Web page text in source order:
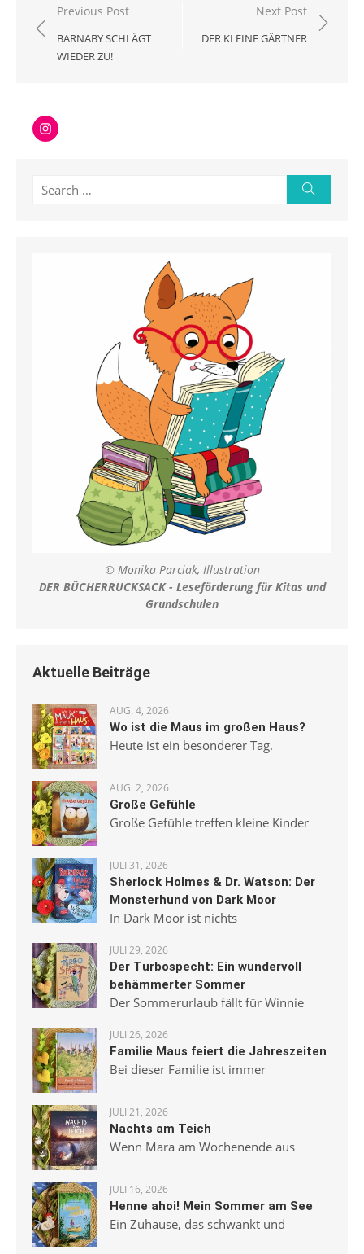
Beitragsnavigation
Previous Post
BARNABY SCHLÄGT
WIEDER ZU!
Next Post
DER KLEINE GÄRTNER
Instagram
Search
© Monika Parciak, Illustration
DER BÜCHERRUCKSACK - Leseförderung für Kitas und
Grundschulen
Aktuelle Beiträge
AUG. 4, 2026
Wo ist die Maus im großen Haus?
Heute ist ein besonderer Tag.
AUG. 2, 2026
Große Gefühle
Große Gefühle treffen kleine Kinder
JULI 31, 2026
Sherlock Holmes & Dr. Watson: Der
Monsterhund von Dark Moor
In Dark Moor ist nichts
JULI 29, 2026
Der Turbospecht: Ein wundervoll
behämmerter Sommer
Der Sommerurlaub fällt für Winnie
JULI 26, 2026
Familie Maus feiert die Jahreszeiten
Bei dieser Familie ist immer
JULI 21, 2026
Nachts am Teich
Wenn Mara am Wochenende aus
JULI 16, 2026
Henne ahoi! Mein Sommer am See
Ein Zuhause, das schwankt und